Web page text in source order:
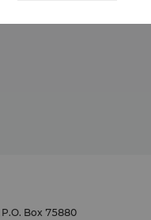
Box 75880